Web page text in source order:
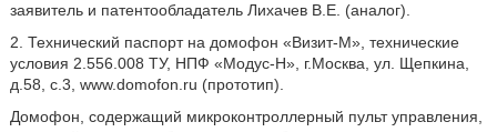
заявитель и патентообладатель Лихачев В.Е. (аналог).
2. Технический паспорт на домофон «Визит-М», технические
условия 2.556.008 ТУ, НПФ «Модус-Н», г.Москва, ул. Щепкина,
д.58, с.3, www.domofon.ru (прототип).
Домофон, содержащий микроконтроллерный пульт управления,